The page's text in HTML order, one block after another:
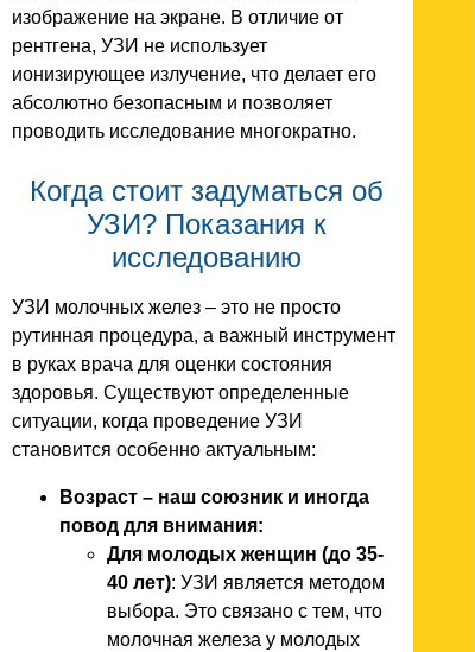
изображение на экране. В отличие от
рентгена, УЗИ не использует
ионизирующее излучение, что делает его
абсолютно безопасным и позволяет
проводить исследование многократно.
Когда стоит задуматься об
УЗИ? Показания к
исследованию
УЗИ молочных желез – это не просто
рутинная процедура, а важный инструмент
в руках врача для оценки состояния
здоровья. Существуют определенные
ситуации, когда проведение УЗИ
становится особенно актуальным:
Возраст – наш союзник и иногда
повод для внимания:
Для молодых женщин (до 35-
40 лет): УЗИ является методом
выбора. Это связано с тем, что
молочная железа у молодых